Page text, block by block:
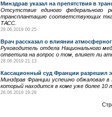
Минздрав указал на препятствия в
Отсутствие единого федерального
трансплантацию соответствующих
ТАСС.
29.06.2019 00:25
Врач рассказал о влиянии
Руководитель отдела Национального
ответила на вопрос о том, влияет ли
28.06.2019 21:13
Кассационный суд Франции разрешил
Минздрав Франции успешно обжаловал в
который находится в коме уже более 10
28.06.2019 19:28